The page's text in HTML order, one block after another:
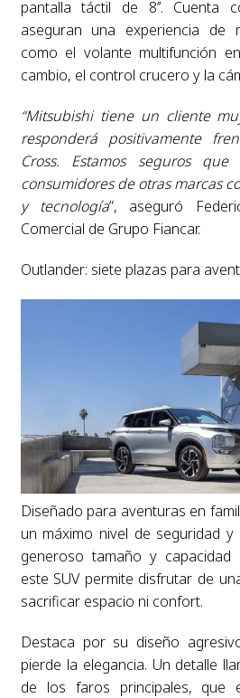
pantalla táctil de 8’’. Cuenta
aseguran una experiencia de
como el volante multifunción
cambio, el control crucero y la
“Mitsubishi tiene un cliente
responderá positivamente
Cross. Estamos seguros que
consumidores de otras marcas
y tecnología”, aseguró
Comercial de Grupo Fiancar.
Outlander: siete plazas para
Diseñado para aventuras en
un máximo nivel de seguridad y
generoso tamaño y capacidad
este SUV permite disfrutar de
sacrificar espacio ni confort.
Destaca por su diseño
pierde la elegancia. Un detalle
de los faros principales, que